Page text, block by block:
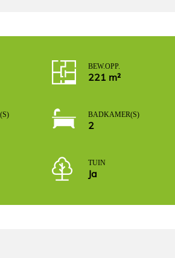
BEW. OPP.
221 m²
BADKAMER(S)
2
TUIN
Ja